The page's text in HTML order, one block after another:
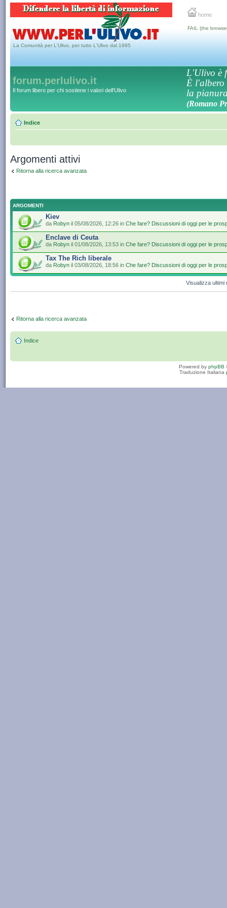
home
La Comunità per L'Ulivo, per tutto L'Ulivo dal 1995
FAIL (the
forum.perlulivo.it
Il forum libero per chi sostiene i valori dell'Ulivo
L'Ulivo è
È l'albero
la
(Romano
Indice
Argomenti attivi
Ritorna alla ricerca avanzata
ARGOMENTI
Kiev
da Robyn il 05/08/2026, 12:26 in Che fare? Discussioni di oggi per le
Enclave di Ceuta
da Robyn il 01/08/2026, 13:53 in Che fare? Discussioni di oggi per le
Tax The Rich liberale
da Robyn il 03/08/2026, 18:56 in Che fare? Discussioni di oggi per le
Visualizza
Ritorna alla ricerca avanzata
Indice
Powered by phpBB
Traduzione Italiana